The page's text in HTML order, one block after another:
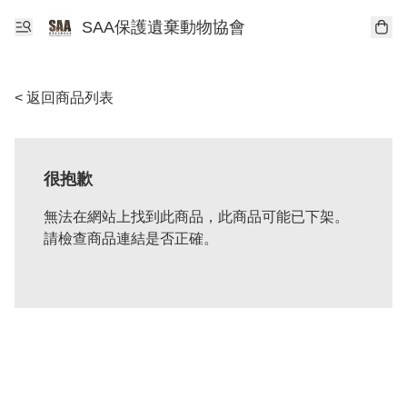
SAA保護遺棄動物協會
< 返回商品列表
很抱歉
無法在網站上找到此商品，此商品可能已下架。
請檢查商品連結是否正確。